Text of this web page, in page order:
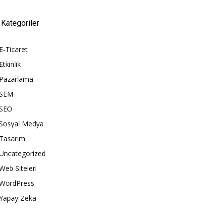
Kategoriler
E-Ticaret
Etkinlik
Pazarlama
Medya
Tasarım
Siteleri
Zeka